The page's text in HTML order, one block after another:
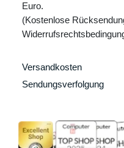
Euro.
(Kostenlose
Versandkosten
Sendungsverfolgung